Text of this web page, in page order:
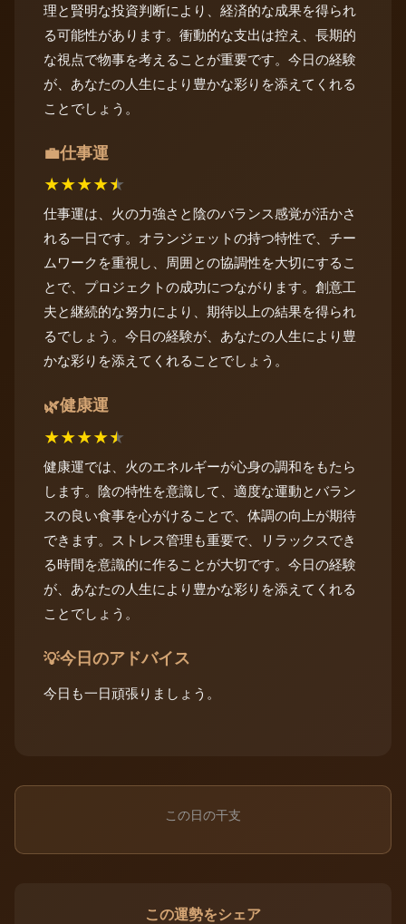
理と賢明な投資判断により、経済的な成果を得られ
る可能性があります。衝動的な支出は控え、長期的
な視点で物事を考えることが重要です。今日の経験
が、あなたの人生により豊かな彩りを添えてくれる
ことでしょう。
💼仕事運
★★★★★
仕事運は、火の力強さと陰のバランス感覚が活かさ
れる一日です。オランジェットの持つ特性で、チー
ムワークを重視し、周囲との協調性を大切にするこ
とで、プロジェクトの成功につながります。創意工
夫と継続的な努力により、期待以上の結果を得られ
るでしょう。今日の経験が、あなたの人生により豊
かな彩りを添えてくれることでしょう。
🌿健康運
★★★★★
健康運では、火のエネルギーが心身の調和をもたら
します。陰の特性を意識して、適度な運動とバラン
スの良い食事を心がけることで、体調の向上が期待
できます。ストレス管理も重要で、リラックスでき
る時間を意識的に作ることが大切です。今日の経験
が、あなたの人生により豊かな彩りを添えてくれる
ことでしょう。
💡今日のアドバイス
今日も一日頑張りましょう。
この日の干支
この運勢をシェア